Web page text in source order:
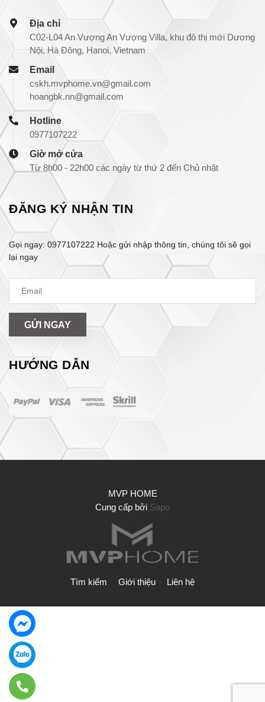
Địa chỉ
C02-L04 An Vượng An Vượng Villa, khu đô thị mới Dương
Nội, Hà Đông, Hanoi, Vietnam
Email
cskh.mvphome.vn@gmail.com
hoangbk.nn@gmail.com
Hotline
0977107222
Giờ mở cửa
Từ 8h00 - 22h00 các ngày từ thứ 2 đến Chủ nhật
ĐĂNG KÝ NHẬN TIN
Gọi ngay: 0977107222 Hoặc gửi nhập thông tin, chúng tôi sẽ gọi
lại ngay
GỬI NGAY
HƯỚNG DẪN
MVP HOME
Cung cấp bởi Sapo
Tìm kiếm Giới thiệu Liên hệ